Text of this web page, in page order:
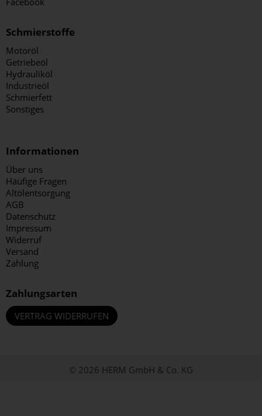
Schmierstoffe
Motoröl
Getriebeöl
Hydrauliköl
Industrieöl
Schmierfett
Sonstiges
Informationen
Über uns
Häufige Fragen
Altölentsorgung
AGB
Datenschutz
Impressum
Widerruf
Versand
Zahlung
Zahlungsarten
VERTRAG WIDERRUFEN
© 2026 HERM GmbH & Co. KG